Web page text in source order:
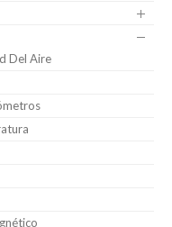
Del Aire